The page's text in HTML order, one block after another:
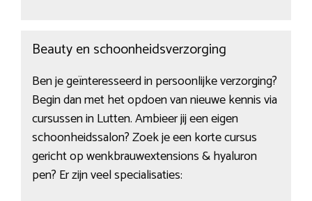
Beauty en schoonheidsverzorging
Ben je geïnteresseerd in persoonlijke verzorging?
Begin dan met het opdoen van nieuwe kennis via
cursussen in Lutten. Ambieer jij een eigen
schoonheidssalon? Zoek je een korte cursus
gericht op wenkbrauwextensions & hyaluron
pen? Er zijn veel specialisaties: